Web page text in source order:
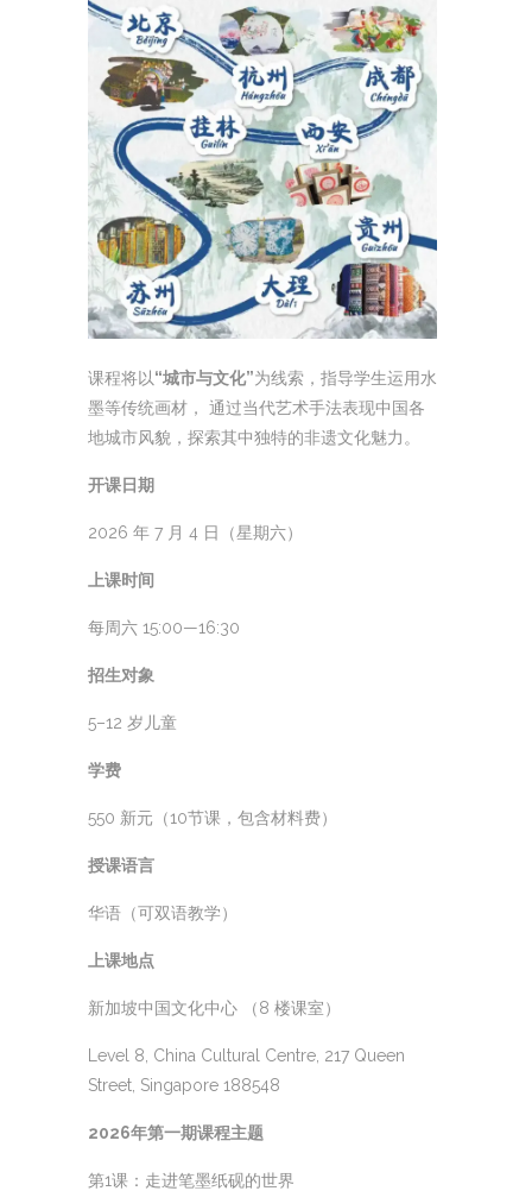
课程将以“城市与文化”为线索，指导学生运用水
墨等传统画材， 通过当代艺术手法表现中国各
地城市风貌，探索其中独特的非遗文化魅力。
开课日期
2026 年 7 月 4 日（星期六）
上课时间
每周六 15:00—16:30
招生对象
5–12 岁儿童
学费
550 新元（10节课，包含材料费）
授课语言
华语（可双语教学）
上课地点
新加坡中国文化中心 （8 楼课室）
Level 8, China Cultural Centre, 217 Queen
Street, Singapore 188548
2026年第一期课程主题
第1课：走进笔墨纸砚的世界